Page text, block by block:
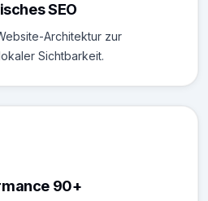
SEO
Architektur zur
Sichtbarkeit.
90+